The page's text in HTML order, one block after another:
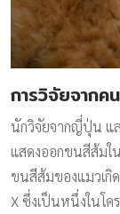
การวิจัยจากค
นักวิจัยจากญี่ปุ่น แล
แสดงออกขนสีส้มใ
ขนสีส้มของแมวเกิ
X ซึ่งเป็นหนึ่งในโ